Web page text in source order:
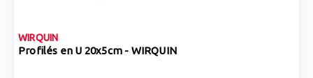
WIRQUIN
Profilés en U 20x5cm - WIRQUIN